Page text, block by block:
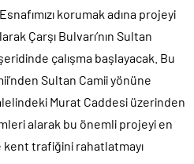
korumak adına projeyi
Çarşı Bulvarı’nın Sultan
çalışma başlayacak. Bu
Sultan Camii yönüne
Murat Caddesi üzerinden
alarak bu önemli projeyi en
kent trafiğini rahatlatmayı